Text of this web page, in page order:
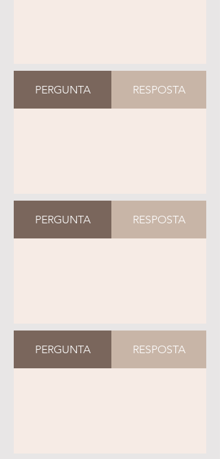
PERGUNTA RESPOSTA
PERGUNTA RESPOSTA
PERGUNTA RESPOSTA